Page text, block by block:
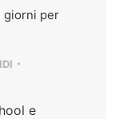
giorni per
e